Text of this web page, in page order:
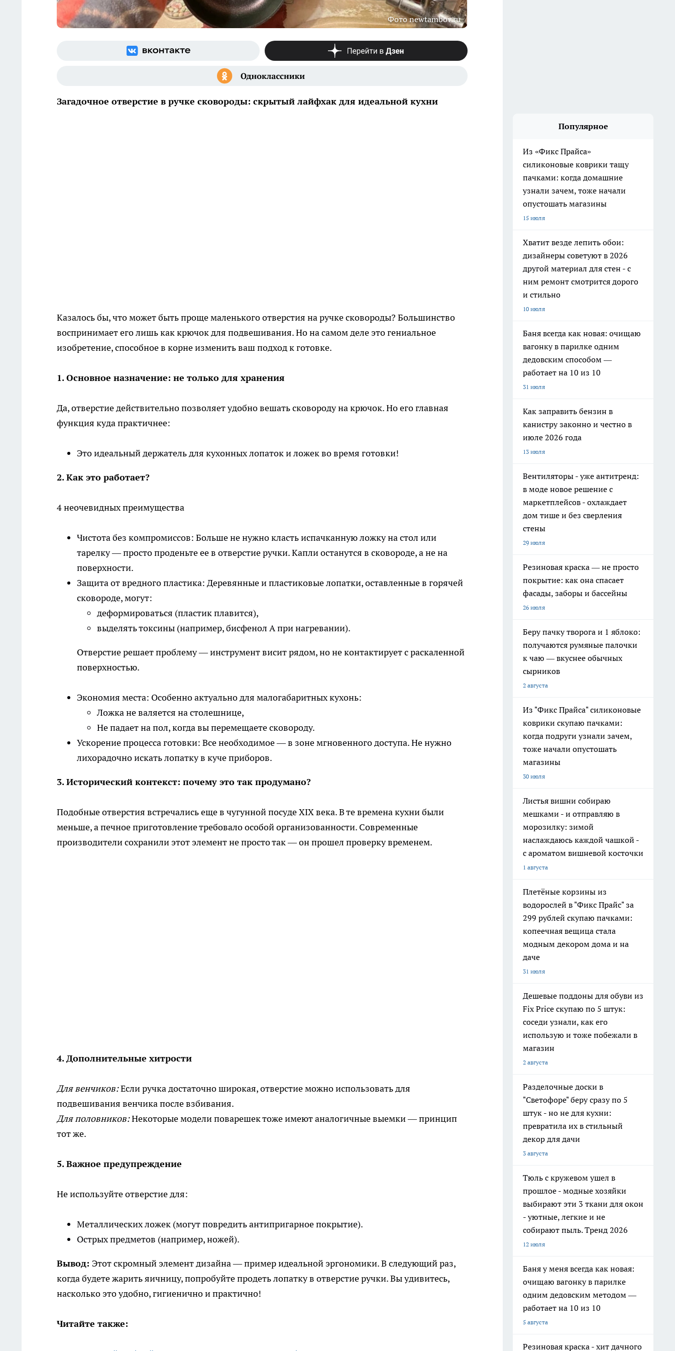
Фото newtambov.ru
Загадочное отверстие в ручке сковороды: скрытый лайфхак для идеальной кухни
Казалось бы, что может быть проще маленького отверстия на ручке сковороды? Большинство
воспринимает его лишь как крючок для подвешивания. Но на самом деле это гениальное
изобретение, способное в корне изменить ваш подход к готовке.
1. Основное назначение: не только для хранения
Да, отверстие действительно позволяет удобно вешать сковороду на крючок. Но его главная
функция куда практичнее:
Это идеальный держатель для кухонных лопаток и ложек во время готовки!
2. Как это работает?
4 неочевидных преимущества
Чистота без компромиссов: Больше не нужно класть испачканную ложку на стол или
тарелку — просто проденьте ее в отверстие ручки. Капли останутся в сковороде, а не на
поверхности.
Защита от вредного пластика: Деревянные и пластиковые лопатки, оставленные в горячей
сковороде, могут:
деформироваться (пластик плавится),
выделять токсины (например, бисфенол А при нагревании).
Отверстие решает проблему — инструмент висит рядом, но не контактирует с раскаленной
поверхностью.
Экономия места: Особенно актуально для малогабаритных кухонь:
Ложка не валяется на столешнице,
Не падает на пол, когда вы перемещаете сковороду.
Ускорение процесса готовки: Все необходимое — в зоне мгновенного доступа. Не нужно
лихорадочно искать лопатку в куче приборов.
3. Исторический контекст: почему это так продумано?
Подобные отверстия встречались еще в чугунной посуде XIX века. В те времена кухни были
меньше, а печное приготовление требовало особой организованности. Современные
производители сохранили этот элемент не просто так — он прошел проверку временем.
4. Дополнительные хитрости
Для венчиков:Если ручка достаточно широкая, отверстие можно использовать для
подвешивания венчика после взбивания.
Для половников:Некоторые модели поварешек тоже имеют аналогичные выемки — принцип
тот же.
5. Важное предупреждение
Не используйте отверстие для:
Металлических ложек (могут повредить антипригарное покрытие).
Острых предметов (например, ножей).
Вывод: Этот скромный элемент дизайна — пример идеальной эргономики. В следующий раз,
когда будете жарить яичницу, попробуйте продеть лопатку в отверстие ручки. Вы удивитесь,
насколько это удобно, гигиенично и практично!
Читайте также:
Популярное
Из «Фикс Прайса»
силиконовые коврики тащу
пачками: когда домашние
узнали зачем, тоже начали
опустошать магазины
15 июля
Хватит везде лепить обои:
дизайнеры советуют в 2026
другой материал для стен - с
ним ремонт смотрится дорого
и стильно
10 июля
Баня всегда как новая: очищаю
вагонку в парилке одним
дедовским способом —
работает на 10 из 10
31 июля
Как заправить бензин в
канистру законно и честно в
июле 2026 года
13 июля
Вентиляторы - уже антитренд:
в моде новое решение с
маркетплейсов - охлаждает
дом тише и без сверления
стены
29 июля
Резиновая краска — не просто
покрытие: как она спасает
фасады, заборы и бассейны
26 июля
Беру пачку творога и 1 яблоко:
получаются румяные палочки
к чаю — вкуснее обычных
сырников
2 августа
Из "Фикс Прайса" силиконовые
коврики скупаю пачками:
когда подруги узнали зачем,
тоже начали опустошать
магазины
30 июля
Листья вишни собираю
мешками - и отправляю в
морозилку: зимой
наслаждаюсь каждой чашкой -
с ароматом вишневой косточки
1 августа
Плетёные корзины из
водорослей в "Фикс Прайс" за
299 рублей скупаю пачками:
копеечная вещица стала
модным декором дома и на
даче
31 июля
Дешевые поддоны для обуви из
Fix Price скупаю по 5 штук:
соседи узнали, как его
использую и тоже побежали в
магазин
2 августа
Разделочные доски в
"Светофоре" беру сразу по 5
штук - но не для кухни:
превратила их в стильный
декор для дачи
3 августа
Тюль с кружевом ушел в
прошлое - модные хозяйки
выбирают эти 3 ткани для окон
- уютные, легкие и не
собирают пыль. Тренд 2026
12 июля
Баня у меня всегда как новая:
очищаю вагонку в парилке
одним дедовским методом —
работает на 10 из 10
5 августа
Резиновая краска - хит дачного